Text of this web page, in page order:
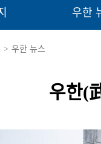
우한
> 우한 뉴스
우한(